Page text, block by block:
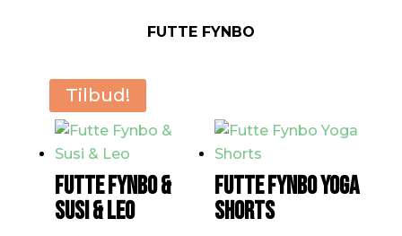
FUTTE FYNBO
Tilbud!
FUTTE FYNBO &
SUSI & LEO
FUTTE FYNBO YOGA
SHORTS